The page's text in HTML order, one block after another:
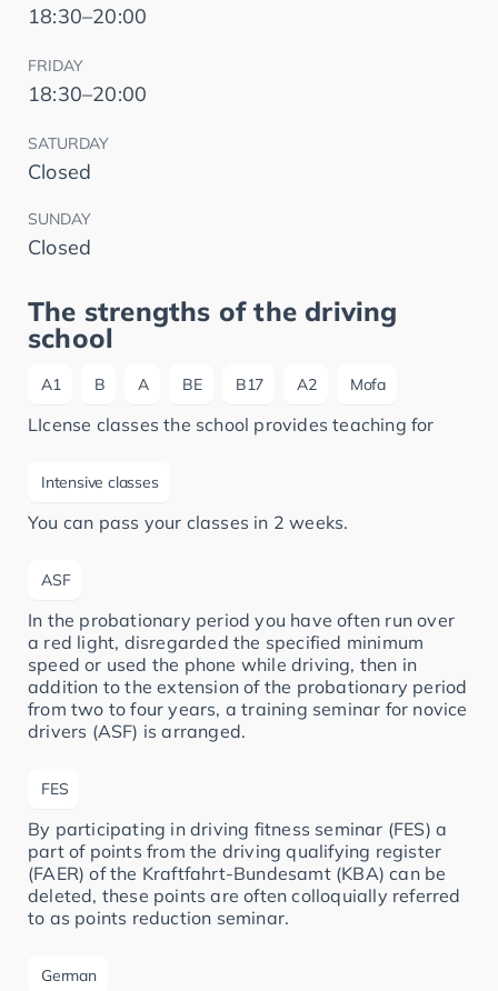
18:30–20:00
FRIDAY
18:30–20:00
SATURDAY
Closed
SUNDAY
Closed
The strengths of the driving
school
A1 B A BE B17 A2 Mofa
LIcense classes the school provides teaching for
Intensive classes
You can pass your classes in 2 weeks.
ASF
In the probationary period you have often run over
a red light, disregarded the specified minimum
speed or used the phone while driving, then in
addition to the extension of the probationary period
from two to four years, a training seminar for novice
drivers (ASF) is arranged.
FES
By participating in driving fitness seminar (FES) a
part of points from the driving qualifying register
(FAER) of the Kraftfahrt-Bundesamt (KBA) can be
deleted, these points are often colloquially referred
to as points reduction seminar.
German